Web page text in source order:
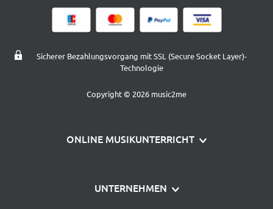
Sicherer Bezahlungsvorgang mit SSL (Secure Socket Layer)-
Technologie
Copyright © 2026 music2me
ONLINE MUSIKUNTERRICHT
Gitarre lernen
UNTERNEHMEN